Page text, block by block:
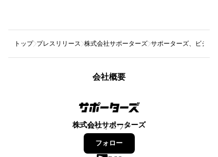
トップ プレスリリース 株式会社サポーターズ サポーターズ、ビジネ
会社概要
株式会社サポーターズ
12フォロワー
フォロー